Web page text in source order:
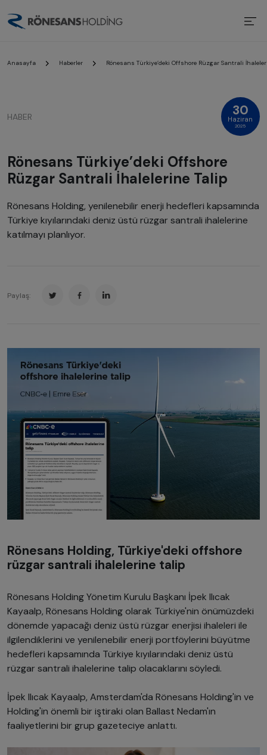
Anasayfa Haberler Rönesans Türkiye’deki Offshore Rüzgar Santrali
HABER
Rönesans Türkiye’deki Offshore
Rüzgar Santrali İhalelerine Talip
30
Haziran
2025
Rönesans Holding, yenilenebilir enerji hedefleri kapsamında
Türkiye kıyılarındaki deniz üstü rüzgar santrali ihalelerine
katılmayı planlıyor.
Paylaş:
Rönesans Holding, Türkiye'deki offshore
rüzgar santrali ihalelerine talip
Rönesans Holding Yönetim Kurulu Başkanı İpek Ilıcak
Kayaalp, Rönesans Holding olarak Türkiye'nin önümüzdeki
dönemde yapacağı deniz üstü rüzgar enerjisi ihaleleri ile
ilgilendiklerini ve yenilenebilir enerji portföylerini büyütme
hedefleri kapsamında Türkiye kıyılarındaki deniz üstü
rüzgar santrali ihalelerine talip olacaklarını söyledi.
İpek Ilıcak Kayaalp, Amsterdam'da Rönesans Holding'in ve
Holding'in önemli bir iştiraki olan Ballast Nedam'ın
faaliyetlerini bir grup gazeteciye anlattı.